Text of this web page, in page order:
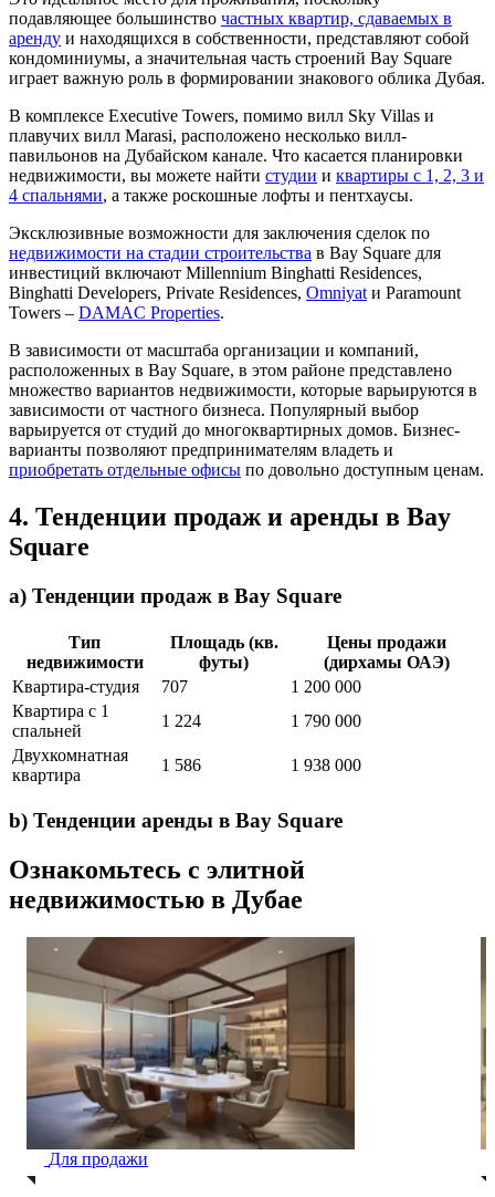
подавляющее большинство частных квартир, сдаваемых в
аренду и находящихся в собственности, представляют собой
кондоминиумы, а значительная часть строений Bay Square
играет важную роль в формировании знакового облика Дубая.
В комплексе Executive Towers, помимо вилл Sky Villas и
плавучих вилл Marasi, расположено несколько вилл-
павильонов на Дубайском канале. Что касается планировки
недвижимости, вы можете найти студии и квартиры с 1, 2, 3 и
4 спальнями, а также роскошные лофты и пентхаусы.
Эксклюзивные возможности для заключения сделок по
недвижимости на стадии строительства в Bay Square для
инвестиций включают Millennium Binghatti Residences,
Binghatti Developers, Private Residences, Omniyat и Paramount
Towers – DAMAC Properties.
В зависимости от масштаба организации и компаний,
расположенных в Bay Square, в этом районе представлено
множество вариантов недвижимости, которые варьируются в
зависимости от частного бизнеса. Популярный выбор
варьируется от студий до многоквартирных домов. Бизнес-
варианты позволяют предпринимателям владеть и
приобретать отдельные офисы по довольно доступным ценам.
4. Тенденции продаж и аренды в Bay
Square
a) Тенденции продаж в Bay Square
Тип
недвижимости
Площадь (кв.
футы)
Цены продажи
(дирхамы ОАЭ)
Квартира-студия
707
1 200 000
Квартира с 1
спальней
1 224
1 790 000
Двухкомнатная
квартира
1 586 1 938 000
b) Тенденции аренды в Bay Square
Ознакомьтесь с элитной
недвижимостью в Дубае
Для продажи